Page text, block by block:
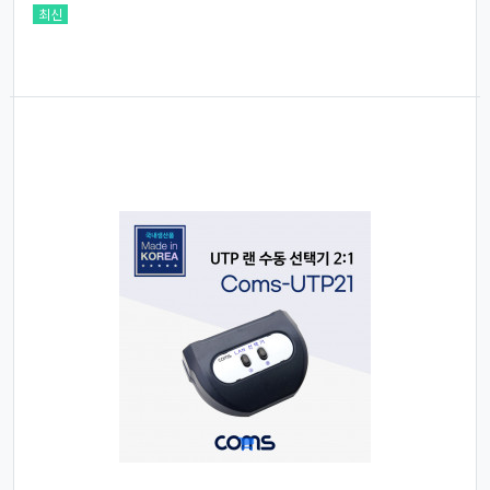
최신